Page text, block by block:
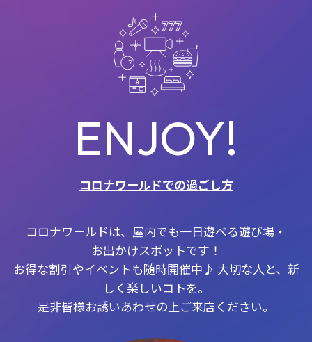
ENJOY!
コロナワールドでの過ごし方
コロナワールドは、屋内でも一日遊べる遊び場・
お出かけスポットです！
お得な割引やイベントも随時開催中♪ 大切な人と、新
しく楽しいコトを。
是非皆様お誘いあわせの上ご来店ください。